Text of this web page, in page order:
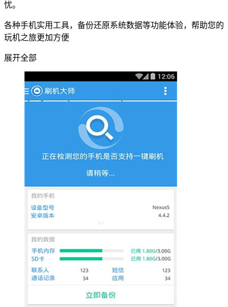
忧。
各种手机实用工具，备份还原系统数据等功能体验，帮助您的
玩机之旅更加方便
展开全部